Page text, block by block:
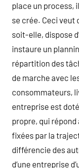
place un process,
se crée. Ceci veut
soit-elle, dispose
instaure un
répartition des
de marche avec
consommateurs,
entreprise est
propre, qui
fixées par la
différencie des
d’une entreprise